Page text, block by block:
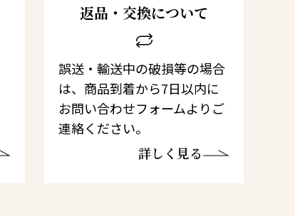
返品・交換について
誤送・輸送中の破損等の場合
は、商品到着から7日以内に
お問い合わせフォームよりご
連絡ください。
詳しく見る